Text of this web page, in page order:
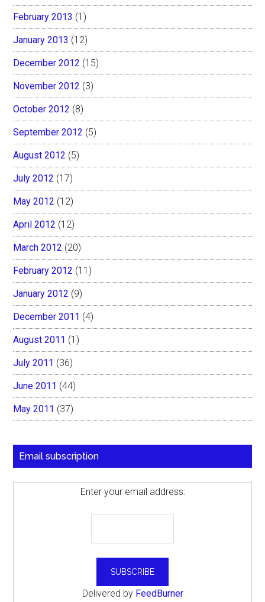
February 2013 (1)
January 2013 (12)
December 2012 (15)
November 2012 (3)
October 2012 (8)
September 2012 (5)
August 2012 (5)
July 2012 (17)
May 2012 (12)
April 2012 (12)
March 2012 (20)
February 2012 (11)
January 2012 (9)
December 2011 (4)
August 2011 (1)
July 2011 (36)
June 2011 (44)
May 2011 (37)
Email subscription
Enter your email address:
Delivered by FeedBurner